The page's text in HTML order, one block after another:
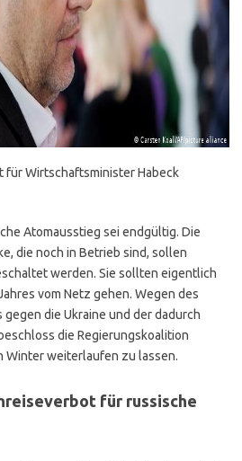
für Wirtschaftsminister Habeck
Atomausstieg sei endgültig. Die
die noch in Betrieb sind, sollen
werden. Sie sollten eigentlich
vom Netz gehen. Wegen des
die Ukraine und der dadurch
die Regierungskoalition
Winter weiterlaufen zu lassen.
für russische